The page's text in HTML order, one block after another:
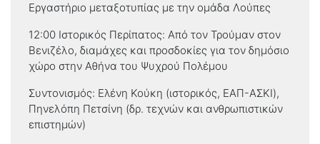
Εργαστήριο μεταξοτυπίας με την ομάδα Λούπες
12:00 Ιστορικός Περίπατος: Από τον Τρούμαν στον
Βενιζέλο, διαμάχες και προσδοκίες για τον δημόσιο
χώρο στην Αθήνα του Ψυχρού Πολέμου
Συντονισμός: Ελένη Κούκη (ιστορικός, ΕΑΠ-ΑΣΚΙ),
Πηνελόπη Πετσίνη (δρ. τεχνών και ανθρωπιστικών
επιστημών)